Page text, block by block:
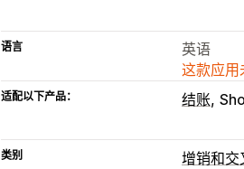
语言
英语
这款应用
适配以下产品： 结账
类别 增销和交